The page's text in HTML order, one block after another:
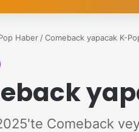
Haber /Comeback yapacak K-
Comeback